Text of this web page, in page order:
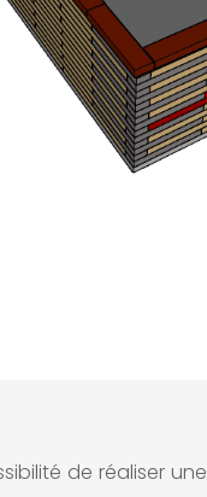
de réaliser une